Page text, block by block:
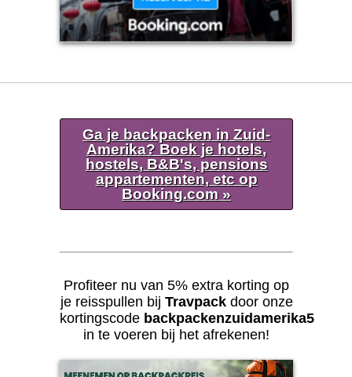
Ga je backpacken in Zuid-
Amerika? Boek je hotels,
hostels, B&B's, pensions
appartementen, etc op
Booking.com »
Profiteer nu van 5% extra korting op
je reisspullen bij Travpackdoor onze
kortingscode backpackenzuidamerika5
in te voeren bij het afrekenen!